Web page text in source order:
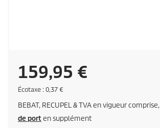
P
r
i
159,95 €
É
o
t
a
Écotaxe : 0,37 €
BEBAT, RECUPEL & TVA en vigueur comprise,
de porten supplément